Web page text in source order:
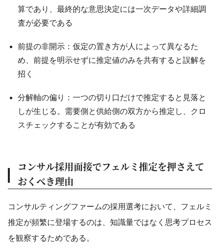
算であり、最終的な意思決定には一次データや詳細調
査が必要である
前提の非開示：仮定の置き方が人によって異なるた
め、前提を明示せずに推定値のみを共有すると誤解を
招く
分解軸の偏り：一つの切り口だけで推定すると見落と
しが生じる。需要側と供給側の双方から推定し、クロ
スチェックすることが有効である
コンサル採用面接でフェルミ推定を押さえて
おくべき理由
コンサルティングファームの採用選考において、フェルミ
推定が頻繁に登場するのは、知識量ではなく思考プロセス
を観察するためである。